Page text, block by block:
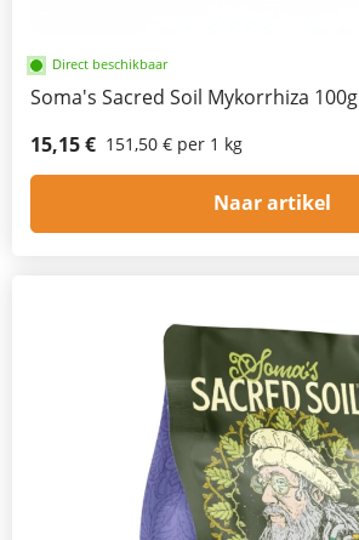
Direct beschikbaar
Soma's Sacred Soil Mykorrhiza 100g
15,15 € 151,50 € per 1 kg
Naar artikel